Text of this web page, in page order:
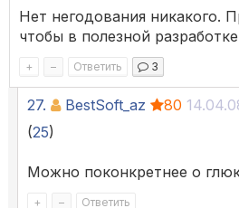
Нет негодования никакого.
чтобы в полезной
+ – Ответить 3
27. BestSoft_az 80
(25)
Можно поконкретнее о
+ – Ответить